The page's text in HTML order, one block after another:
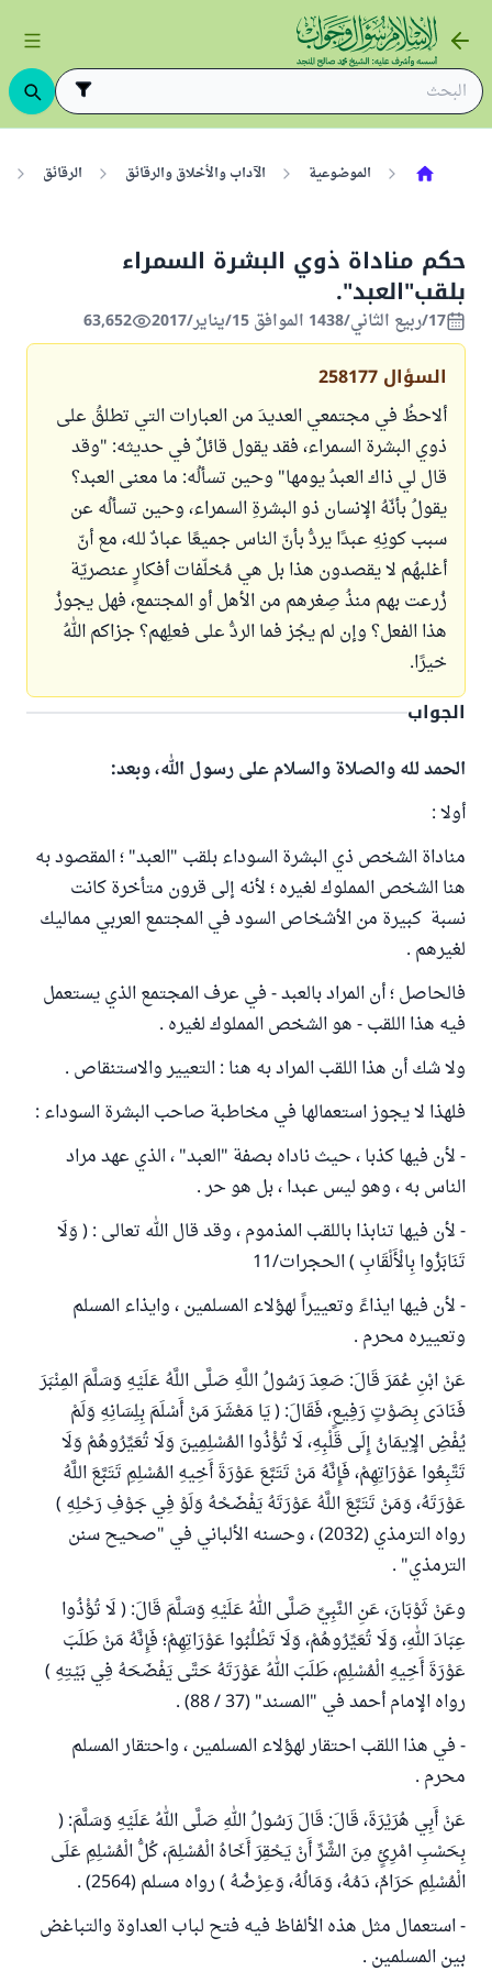
الموضوعية الآداب والأخلاق والرقائق الرقائق
حكم مناداة ذوي البشرة السمراء
بلقب"العبد".
17/ربيع الثاني/1438 الموافق 15/يناير/2017 63,652
السؤال 258177
ألاحظُ في مجتمعي العديدَ من العبارات التي تطلقُ على
ذوي البشرة السمراء، فقد يقول قائلٌ في حديثه: "وقد
قال لي ذاك العبدُ يومها" وحين تسألُه: ما معنى العبد؟
يقولُ بأنّهُ الإنسان ذو البشرةِ السمراء، وحين تسألُه عن
سبب كونِهِ عبدًا يردُّ بأنّ الناس جميعًا عبادٌ لله، مع أنّ
أغلبهُم لا يقصدون هذا بل هي مُخلّفات أفكارٍ عنصريّة
زُرعت بهم منذُ صِغرهم من الأهل أو المجتمع، فهل يجوزُ
هذا الفعل؟ وإن لم يجُز فما الردُّ على فعلِهم؟ جزاكم اللهُ
خيرًا.
الجواب
الحمد لله والصلاة والسلام على رسول الله، وبعد:
أولا :
مناداة الشخص ذي البشرة السوداء بلقب "العبد" ؛ المقصود به
هنا الشخص المملوك لغيره ؛ لأنه إلى قرون متأخرة كانت
نسبة كبيرة من الأشخاص السود في المجتمع العربي مماليك
لغيرهم .
فالحاصل ؛ أن المراد بالعبد - في عرف المجتمع الذي يستعمل
فيه هذا اللقب - هو الشخص المملوك لغيره .
ولا شك أن هذا اللقب المراد به هنا : التعيير والاستنقاص .
فلهذا لا يجوز استعمالها في مخاطبة صاحب البشرة السوداء :
- لأن فيها كذبا ، حيث ناداه بصفة "العبد" ، الذي عهد مراد
الناس به ، وهو ليس عبدا ، بل هو حر .
- لأن فيها تنابذا باللقب المذموم ، وقد قال الله تعالى : ( وَلَا
تَنَابَزُوا بِالْأَلْقَابِ ) الحجرات/11
- لأن فيها ايذاءً وتعييراً لهؤلاء المسلمين ، وايذاء المسلم
وتعييره محرم .
عَنْ ابْنِ عُمَرَ قَالَ: صَعِدَ رَسُولُ اللَّهِ صَلَّى اللَّهُ عَلَيْهِ وَسَلَّمَ المِنْبَرَ
فَنَادَى بِصَوْتٍ رَفِيعٍ، فَقَالَ: ( يَا مَعْشَرَ مَنْ أَسْلَمَ بِلِسَانِهِ وَلَمْ
يُفْضِ الإِيمَانُ إِلَى قَلْبِهِ، لَا تُؤْذُوا المُسْلِمِينَ وَلَا تُعَيِّرُوهُمْ وَلَا
تَتَّبِعُوا عَوْرَاتِهِمْ، فَإِنَّهُ مَنْ تَتَبَّعَ عَوْرَةَ أَخِيهِ المُسْلِمِ تَتَبَّعَ اللَّهُ
عَوْرَتَهُ، وَمَنْ تَتَبَّعَ اللَّهُ عَوْرَتَهُ يَفْضَحْهُ وَلَوْ فِي جَوْفِ رَحْلِهِ )
رواه الترمذي (2032) ، وحسنه الألباني في "صحيح سنن
الترمذي" .
وعَنْ ثَوْبَانَ، عَنِ النَّبِيِّ صَلَّى اللهُ عَلَيْهِ وَسَلَّمَ قَالَ: ( لَا تُؤْذُوا
عِبَادَ اللهِ، وَلَا تُعَيِّرُوهُمْ، وَلَا تَطْلُبُوا عَوْرَاتِهِمْ؛ فَإِنَّهُ مَنْ طَلَبَ
عَوْرَةَ أَخِيهِ الْمُسْلِمِ، طَلَبَ اللهُ عَوْرَتَهُ حَتَّى يَفْضَحَهُ فِي بَيْتِهِ )
رواه الإمام أحمد في "المسند" (37 / 88) .
- في هذا اللقب احتقار لهؤلاء المسلمين ، واحتقار المسلم
محرم .
عَنْ أَبِي هُرَيْرَةَ، قَالَ: قَالَ رَسُولُ اللهِ صَلَّى اللهُ عَلَيْهِ وَسَلَّمَ: (
بِحَسْبِ امْرِئٍ مِنَ الشَّرِّ أَنْ يَحْقِرَ أَخَاهُ الْمُسْلِمَ، كُلُّ الْمُسْلِمِ عَلَى
الْمُسْلِمِ حَرَامٌ، دَمُهُ، وَمَالُهُ، وَعِرْضُهُ ) رواه مسلم (2564) .
- استعمال مثل هذه الألفاظ فيه فتح لباب العداوة والتباغض
بين المسلمين .